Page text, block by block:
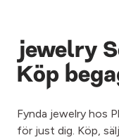
jewelry
Köp
Fynda jewelry hos
för just dig. Köp,